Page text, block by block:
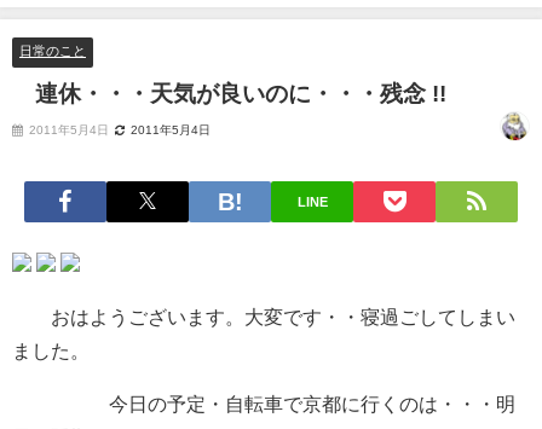
日常のこと
連休・・・天気が良いのに・・・残念 !!
2011年5月4日 2011年5月4日
LINE
おはようございます。大変です・・寝過ごしてしまい
ました。
今日の予定・自転車で京都に行くのは・・・明